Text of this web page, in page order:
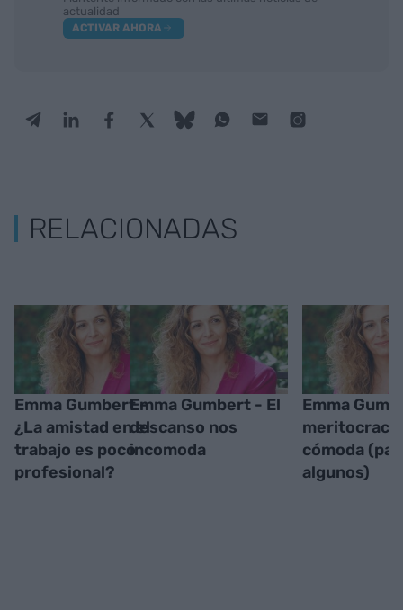
actualidad
ACTIVAR AHORA
RELACIONADAS
Emma Gumbert -
¿La amistad en el
trabajo es poco
profesional?
Emma Gumbert - El
descanso nos
incomoda
Emma
cómoda
algunos)